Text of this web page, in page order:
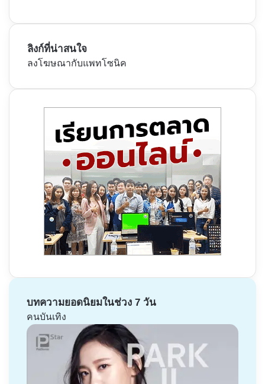
ลิงก์ที่น่าสนใจ
ลงโฆษณากับแพทโซนิค
บทความยอดนิยมในช่วง 7 วัน
คนบันเทิง